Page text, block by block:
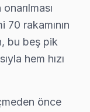
arıza türleri ve
Yok: LED
Ses kartı
Sönüyor: Güç
Donuyor:
rakamının
bu beş pik
hem hızı
önce